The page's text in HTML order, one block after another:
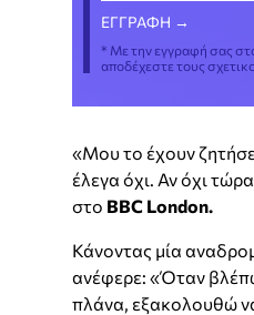
* Με την εγγραφή σας
αποδέχεστε τους
«Μου το έχουν
έλεγα όχι. Αν όχι
στο BBC London.
Κάνοντας μία
ανέφερε: «Όταν
πλάνα, εξακολουθώ